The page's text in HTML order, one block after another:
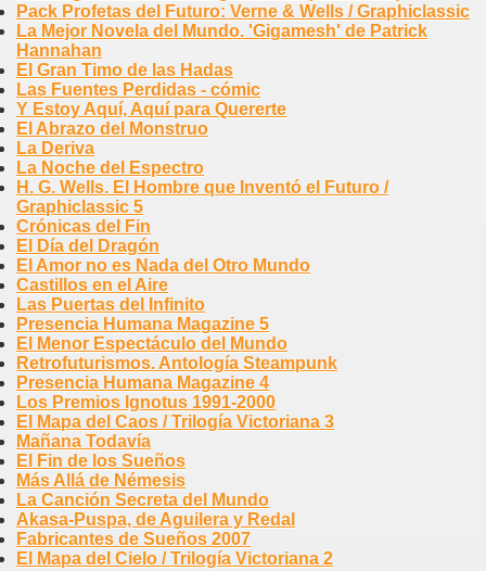
Pack Profetas del Futuro: Verne & Wells / Graphiclassic
La Mejor Novela del Mundo. 'Gigamesh' de Patrick
Hannahan
El Gran Timo de las Hadas
Las Fuentes Perdidas - cómic
Y Estoy Aquí, Aquí para Quererte
El Abrazo del Monstruo
La Deriva
La Noche del Espectro
H. G. Wells. El Hombre que Inventó el Futuro /
Graphiclassic 5
Crónicas del Fin
El Día del Dragón
El Amor no es Nada del Otro Mundo
Castillos en el Aire
Las Puertas del Infinito
Presencia Humana Magazine 5
El Menor Espectáculo del Mundo
Retrofuturismos. Antología Steampunk
Presencia Humana Magazine 4
Los Premios Ignotus 1991-2000
El Mapa del Caos / Trilogía Victoriana 3
Mañana Todavía
El Fin de los Sueños
Más Allá de Némesis
La Canción Secreta del Mundo
Akasa-Puspa, de Aguilera y Redal
Fabricantes de Sueños 2007
El Mapa del Cielo / Trilogía Victoriana 2